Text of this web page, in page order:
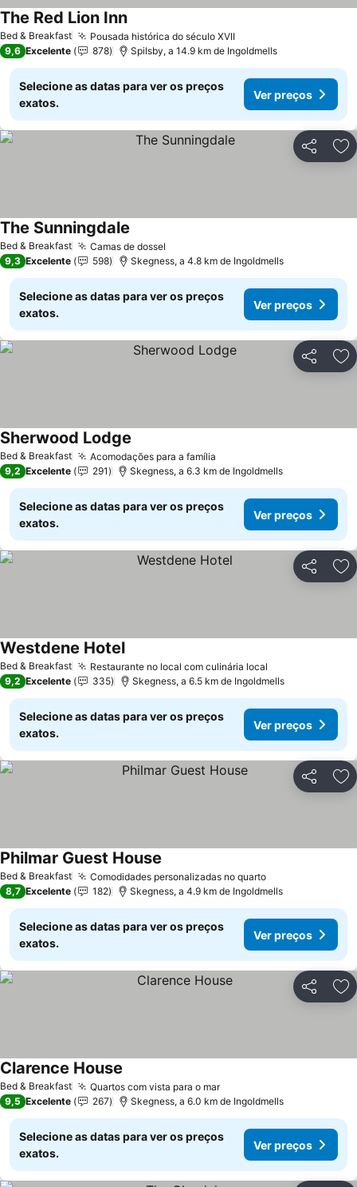
Bed & Breakfast Pousada histórica do século XVIIVer preços
The Red Lion InnVer preços
9,6 Excelente 878 Spilsby, a 14.9 km de Ingoldmells
Selecione as datas para ver os preços
exatos.
Ver preços
Partilhar
Bed & Breakfast Camas de dossel
The Sunningdale
9,3 Excelente 598 Skegness, a 4.8 km de Ingoldmells
Selecione as datas para ver os preços
exatos.
Ver preços
Partilhar
Bed & Breakfast Acomodações para a família
Sherwood Lodge
9,2 Excelente 291 Skegness, a 6.3 km de Ingoldmells
Selecione as datas para ver os preços
exatos.
Ver preços
Partilhar
Bed & Breakfast Restaurante no local com culinária local
Westdene HotelVer preços
9,2 Excelente 335 Skegness, a 6.5 km de Ingoldmells
Selecione as datas para ver os preços
exatos.
Ver preços
Partilhar
Bed & Breakfast Comodidades personalizadas no quartoVer preços
Philmar Guest House
8,7 Excelente 182 Skegness, a 4.9 km de Ingoldmells
Selecione as datas para ver os preços
exatos.
Ver preços
Partilhar
Bed & Breakfast Quartos com vista para o marVer preços
Clarence House
9,5 Excelente 267 Skegness, a 6.0 km de Ingoldmells
Selecione as datas para ver os preços
exatos.
Ver preços